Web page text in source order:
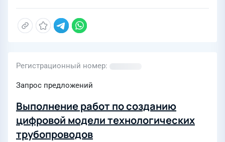
Регистрационный номер
Запрос предложений
Выполнение работ по созданию
цифровой модели технологических
трубопроводов